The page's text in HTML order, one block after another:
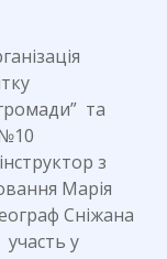
та
з
Марія
Сніжана
у